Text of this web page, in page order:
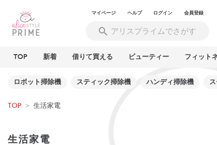
マイページ ヘルプ ログイン 会員登録
TOP 新着 借りて買える ビューティー フィット
ロボット掃除機 スティック掃除機 ハンディ掃除機
TOP > 生活家電
生活家電